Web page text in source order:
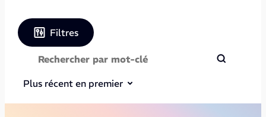
Filtres
Plus récent en premier